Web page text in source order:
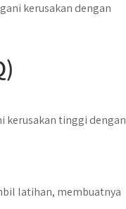
kerusakan dengan
kerusakan tinggi dengan
latihan, membuatnya